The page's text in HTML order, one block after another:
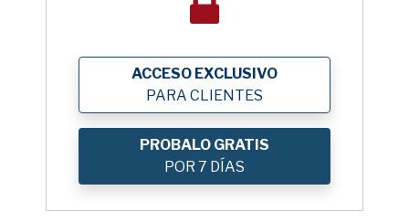
ACCESO EXCLUSIVO
PARA CLIENTES
PROBALO GRATIS
POR 7 DÍAS